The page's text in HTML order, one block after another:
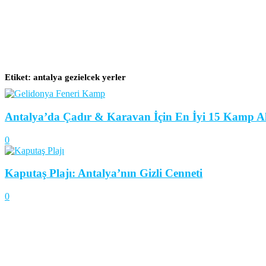
Etiket: antalya gezielcek yerler
Antalya’da Çadır & Karavan İçin En İyi 15 Kamp
0
Kaputaş Plajı: Antalya’nın Gizli Cenneti
0